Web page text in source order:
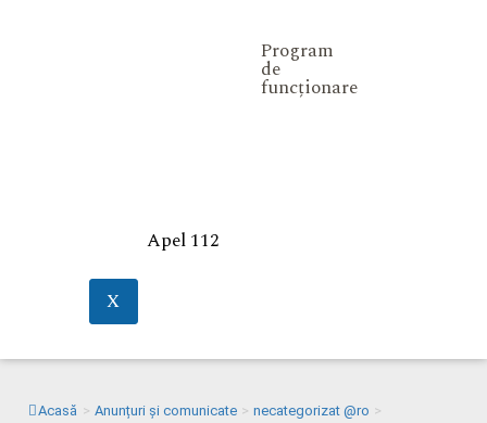
Program
de
funcționare
Apel 112
X
Acasă > Anunțuri și comunicate > necategorizat @ro >